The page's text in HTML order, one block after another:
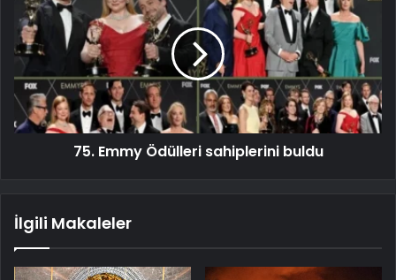
75. Emmy Ödülleri sahiplerini buldu
İlgili Makaleler